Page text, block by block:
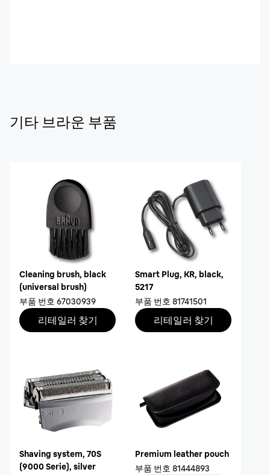
기타 브라운 부품
Cleaning brush, black
(universal brush)
부품 번호 67030939
리테일러 찾기
Smart Plug, KR, black,
5217
부품 번호 81741501
리테일러 찾기
Shaving system, 70S
(9000 Serie), silver
Premium leather pouch
부품 번호 81444893